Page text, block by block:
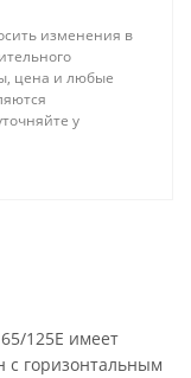
изменения в
цена и любые
у
125E имеет
с горизонтальным